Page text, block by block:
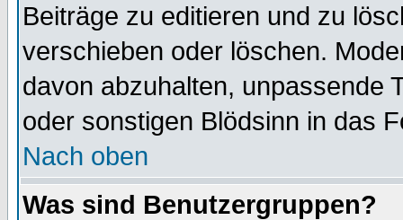
Beiträge zu editieren und zu
verschieben oder löschen.
davon abzuhalten, unpassende
oder sonstigen Blödsinn in das
Nach oben
Was sind Benutzergruppen?